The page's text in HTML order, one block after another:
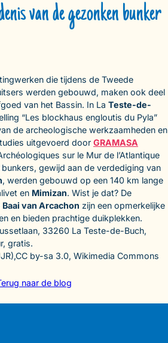
van de gezonken bunker
die tijdens de Tweede
werden gebouwd, maken ook deel
van het Bassin. In La Teste-de-
“Les blockhaus engloutis du Pyla”
de archeologische werkzaamheden en
uitgevoerd door GRAMASA
sur le Mur de l’Atlantique
gewijd aan de verdediging van
, werden gebouwd op een 140 km lange
en Mimizan. Wist je dat? De
Baai van Arcachon zijn een opmerkelijke
en bieden prachtige duikplekken.
33260 La Teste-de-Buch,
gratis.
by-sa 3.0, Wikimedia Commons
naar de blog